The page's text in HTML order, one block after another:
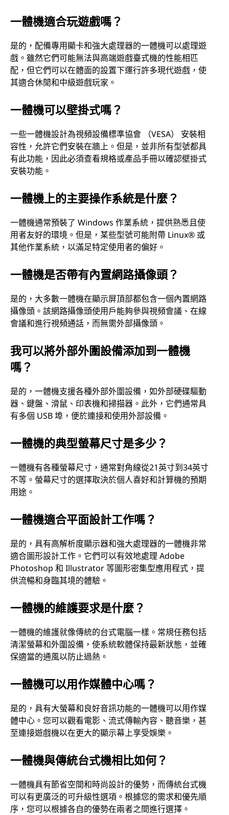
一體機適合玩遊戲嗎？
是的，配備專用顯卡和強大處理器的一體機可以處理遊
戲。雖然它們可能無法與高端遊戲臺式機的性能相匹
配，但它們可以在體面的設置下運行許多現代遊戲，使
其適合休閒和中級遊戲玩家。
一體機可以壁掛式嗎？
一些一體機設計為視頻設備標準協會 （VESA） 安裝相
容性，允許它們安裝在牆上。但是，並非所有型號都具
有此功能，因此必須查看規格或產品手冊以確認壁掛式
安裝功能。
一體機上的主要操作系統是什麼？
一體機通常預裝了 Windows 作業系統，提供熟悉且使
用者友好的環境。但是，某些型號可能附帶 Linux® 或
其他作業系統，以滿足特定使用者的偏好。
一體機是否帶有內置網路攝像頭？
是的，大多數一體機在顯示屏頂部都包含一個內置網路
攝像頭。該網路攝像頭使用戶能夠參與視頻會議、在線
會議和進行視頻通話，而無需外部攝像頭。
我可以將外部外圍設備添加到一體機
嗎？
是的，一體機支援各種外部外圍設備，如外部硬碟驅動
器、鍵盤、滑鼠、印表機和掃描器。此外，它們通常具
有多個 USB 埠，便於連接和使用外部設備。
一體機的典型螢幕尺寸是多少？
一體機有各種螢幕尺寸，通常對角線從21英寸到34英寸
不等。螢幕尺寸的選擇取決於個人喜好和計算機的預期
用途。
一體機適合平面設計工作嗎？
是的，具有高解析度顯示器和強大處理器的一體機非常
適合圖形設計工作。它們可以有效地處理 Adobe
Photoshop 和 Illustrator 等圖形密集型應用程式，提
供流暢和身臨其境的體驗。
一體機的維護要求是什麼？
一體機的維護就像傳統的台式電腦一樣。常規任務包括
清潔螢幕和外圍設備，使系統軟體保持最新狀態，並確
保適當的通風以防止過熱。
一體機可以用作媒體中心嗎？
是的，具有大螢幕和良好音訊功能的一體機可以用作媒
體中心。您可以觀看電影、流式傳輸內容、聽音樂，甚
至連接遊戲機以在更大的顯示幕上享受娛樂。
一體機與傳統台式機相比如何？
一體機具有節省空間和時尚設計的優勢，而傳統台式機
可以有更廣泛的可升級性選項。根據您的需求和優先順
序，您可以根據各自的優勢在兩者之間進行選擇。